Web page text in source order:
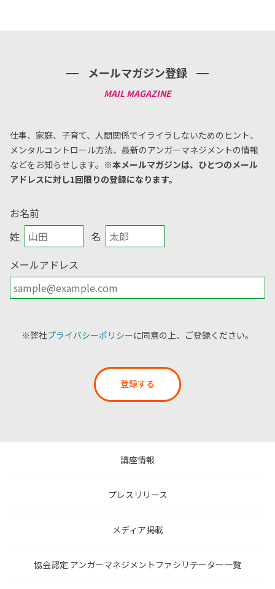
メールマガジン登録
仕事、家庭、子育て、人間関係でイライラしないためのヒント、
メンタルコントロール方法、 最新のアンガーマネジメントの情報
などをお知らせします。 ※本メールマガジンは、ひとつのメール
アドレスに対し1回限りの登録になります。
お名前
姓
名
メールアドレス
※弊社プライバシーポリシーに同意の上、ご登録ください。
登録する
講座情報
プレスリリース
メディア掲載
協会認定 アンガーマネジメントファシリテーター一覧